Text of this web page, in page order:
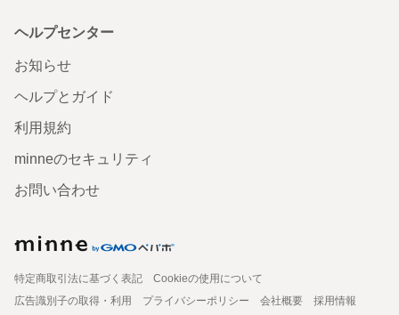
ヘルプセンター
お知らせ
ヘルプとガイド
利用規約
minneのセキュリティ
お問い合わせ
特定商取引法に基づく表記
Cookieの使用について
広告識別子の取得・利用
プライバシーポリシー 会社概要
採用情報